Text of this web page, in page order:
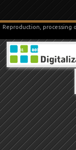
Reproduction, processing